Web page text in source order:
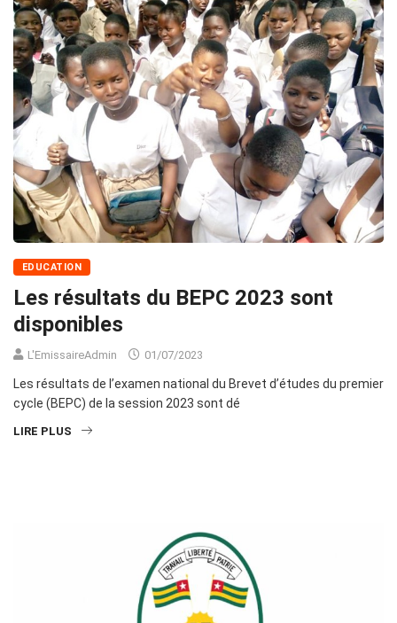
EDUCATION
Les résultats du BEPC 2023 sont
disponibles
L'EmissaireAdmin 01/07/2023
Les résultats de l’examen national du Brevet d’études du premier
cycle (BEPC) de la session 2023 sont dé
LIRE PLUS